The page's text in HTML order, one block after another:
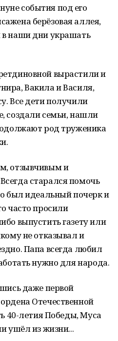
события под его
берёзовая аллея,
наши дни украшать
вырастили и
Вакила и Василя,
Все дети получили
создали семьи, нашли
род труженика
отзывчивым и
старался помочь
был идеальный почерк и
часто просили
выпустить газету или
не отказывал и
Папа всегда любил
нужно для народа.
даже первой
Отечественной
40-летия Победы, Муса
ушёл из жизни...